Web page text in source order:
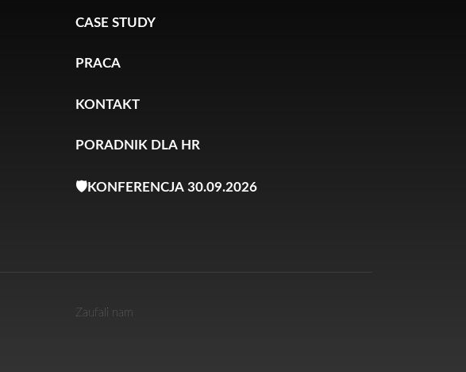
CASE STUDY
PRACA
KONTAKT
PORADNIK DLA HR
🛡️KONFERENCJA 30.09.2026
Zaufali nam